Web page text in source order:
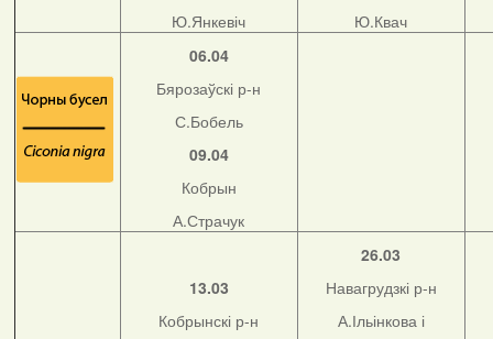
Ю.Янкевіч
Ю.Квач
06.04
Бярозаўскі р-н
С.Бобель
09.04
Кобрын
А.Страчук
13.03
Кобрынскі р-н
26.03
Навагрудзкі р-н
А.Ільінкова і